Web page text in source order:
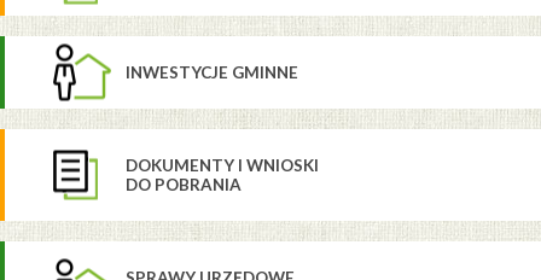
INWESTYCJE GMINNE
DOKUMENTY I WNIOSKI
DO POBRANIA